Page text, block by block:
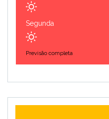
Segunda
Previsão completa